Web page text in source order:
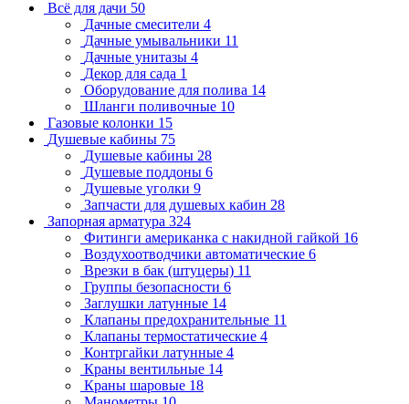
Всё для дачи 50
Дачные смесители 4
Дачные умывальники 11
Дачные унитазы 4
Декор для сада 1
Оборудование для полива 14
Шланги поливочные 10
Газовые колонки 15
Душевые кабины 75
Душевые кабины 28
Душевые поддоны 6
Душевые уголки 9
Запчасти для душевых кабин 28
Запорная арматура 324
Фитинги американка с накидной гайкой 16
Воздухоотводчики автоматические 6
Врезки в бак (штуцеры) 11
Группы безопасности 6
Заглушки латунные 14
Клапаны предохранительные 11
Клапаны термостатические 4
Контргайки латунные 4
Краны вентильные 14
Краны шаровые 18